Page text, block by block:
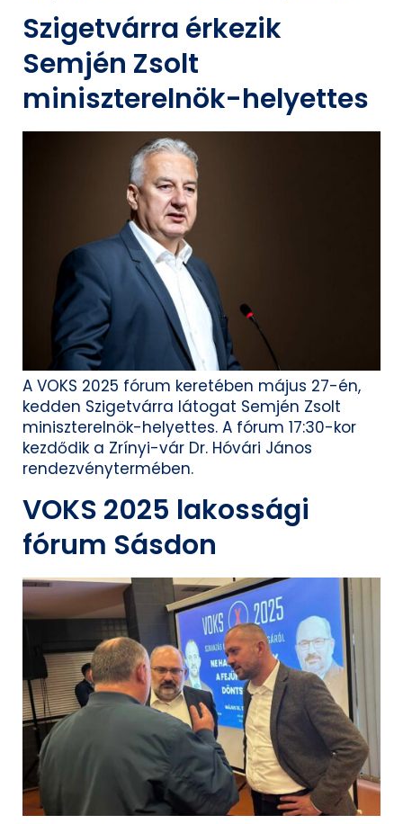
Szigetvárra érkezik
Semjén Zsolt
miniszterelnök-helyettes
A VOKS 2025 fórum keretében május 27-én,
kedden Szigetvárra látogat Semjén Zsolt
miniszterelnök-helyettes. A fórum 17:30-kor
kezdődik a Zrínyi-vár Dr. Hóvári János
rendezvénytermében.
VOKS 2025 lakossági
fórum Sásdon